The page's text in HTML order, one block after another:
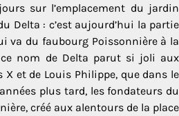
sur l’emplacement du jardin
Delta : c’est aujourd’hui la partie
va du faubourg Poissonnière à la
nom de Delta parut si joli aux
et de Louis Philippe, que dans le
plus tard, les fondateurs du
créé aux alentours de la place